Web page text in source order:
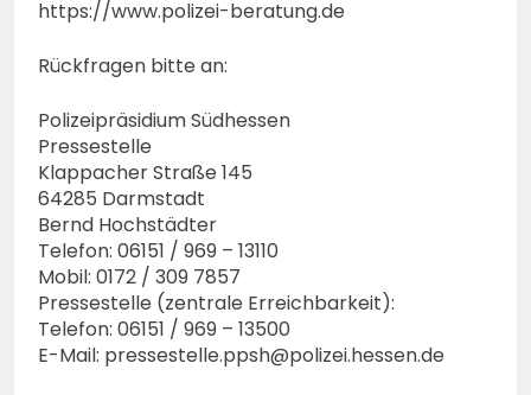
https://www.polizei-beratung.de
Rückfragen bitte an:
Polizeipräsidium Südhessen
Pressestelle
Klappacher Straße 145
64285 Darmstadt
Bernd Hochstädter
Telefon: 06151 / 969 – 13110
Mobil: 0172 / 309 7857
Pressestelle (zentrale Erreichbarkeit):
Telefon: 06151 / 969 – 13500
E-Mail: pressestelle.ppsh@polizei.hessen.de